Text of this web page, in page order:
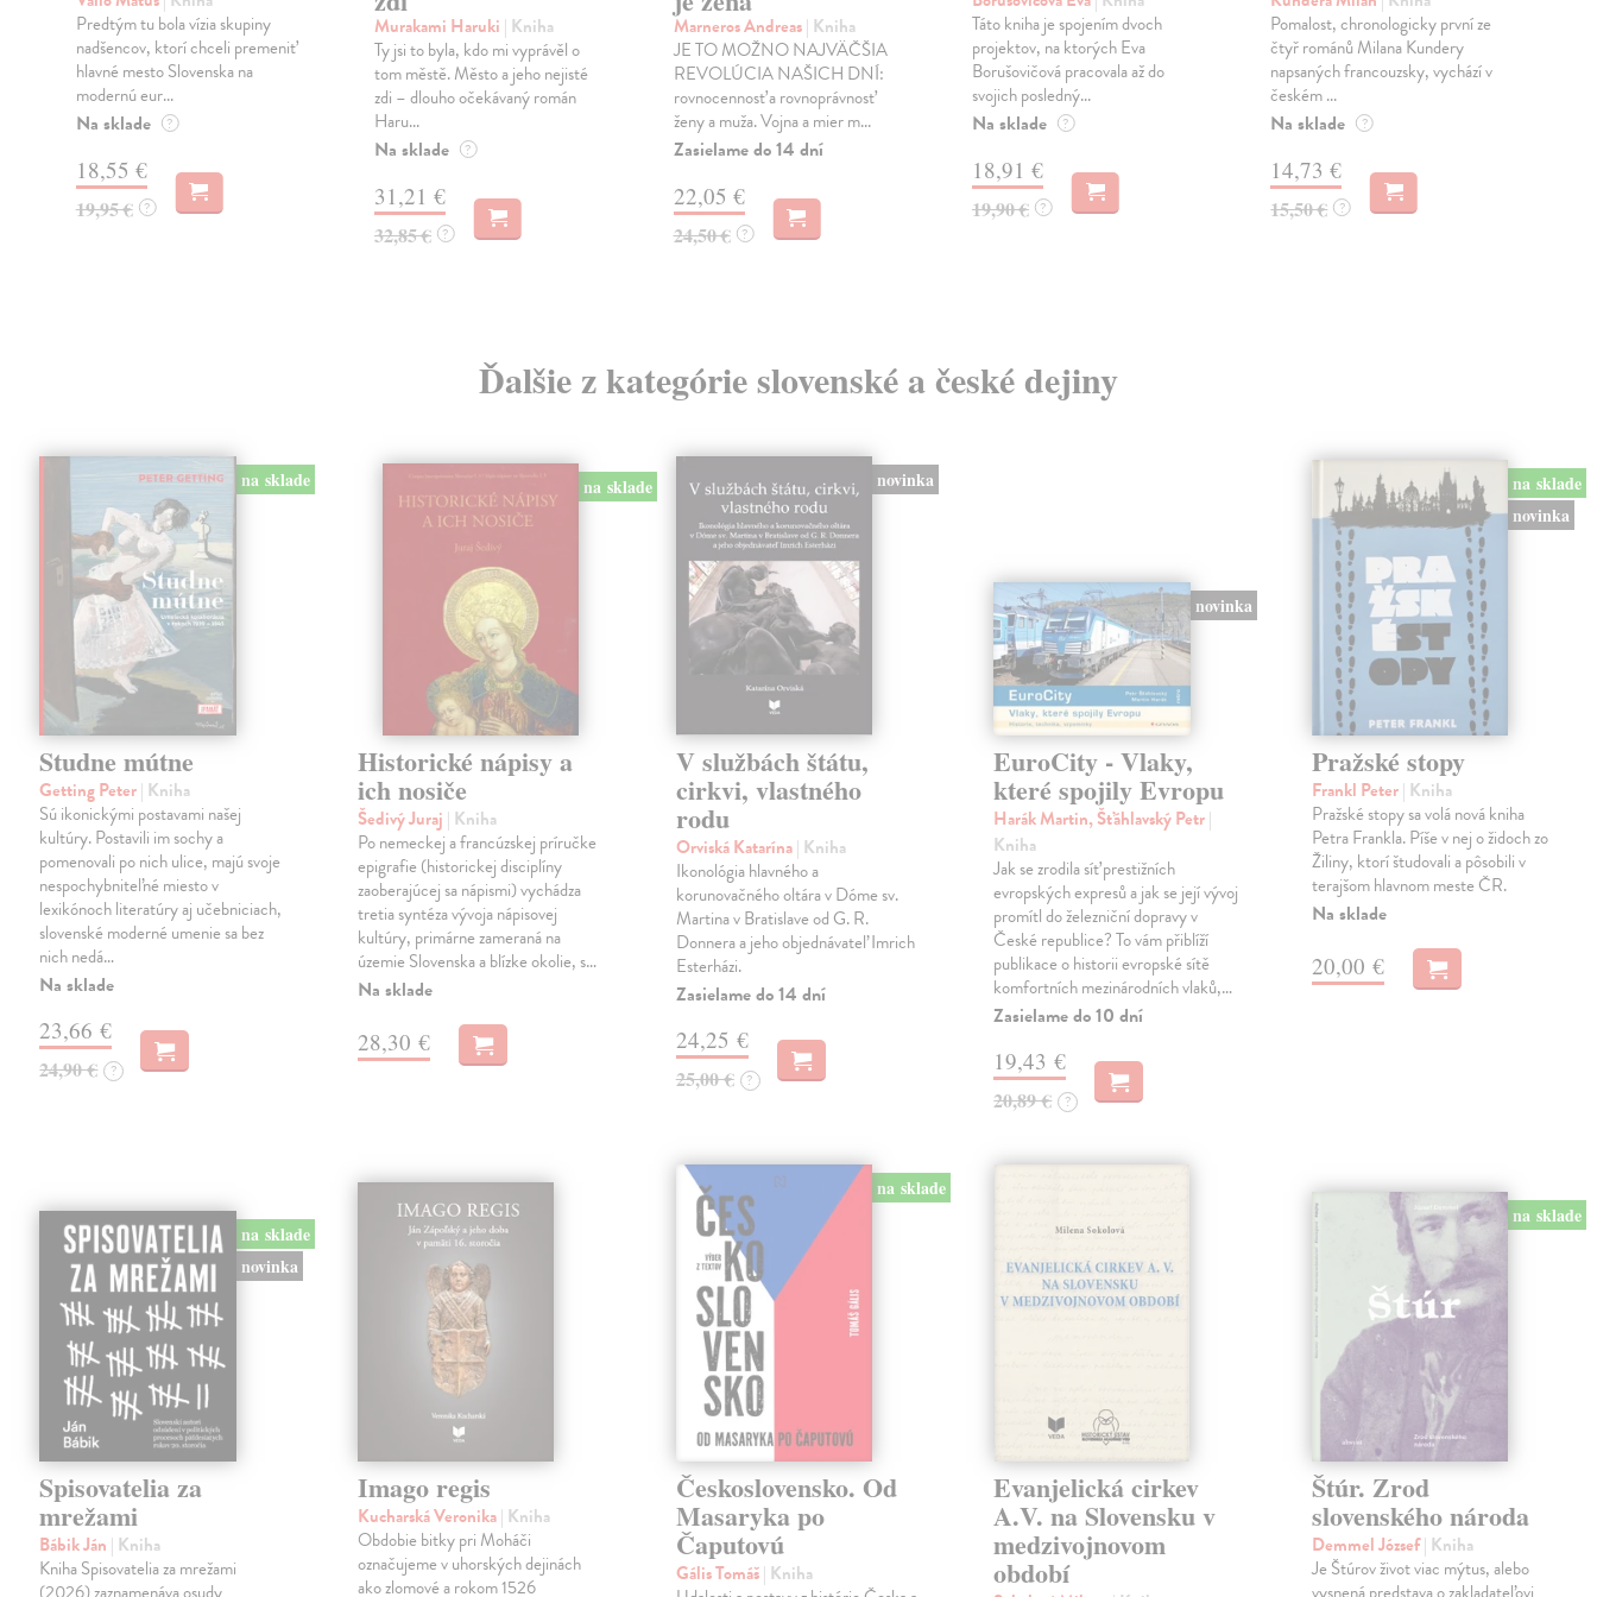
Predtým tu bola vízia skupiny
nadšencov, ktorí chceli premeniť
hlavné mesto Slovenska na
modernú eur...
Na sklade ?
18,55 €
19,95 € ?
Murakami Haruki | Kniha
Ty jsi to byla, kdo mi vyprávěl o
tom městě. Město a jeho nejisté
zdi – dlouho očekávaný román
Haru...
Na sklade ?
31,21 €
32,85 € ?
Marneros Andreas| Kniha
JE TO MOŽNO NAJVÄČŠIA
REVOLÚCIA NAŠICH DNÍ:
rovnocennosť a rovnoprávnosť
ženy a muža. Vojna a mier m...
Zasielame do 14 dní
22,05 €
24,50 € ?
Táto kniha je spojením dvoch
projektov, na ktorých Eva
Borušovičová pracovala až do
svojich posledný...
Na sklade ?
18,91 €
19,90 € ?
Pomalost, chronologicky první ze
čtyř románů Milana Kundery
napsaných francouzsky, vychází v
českém ...
Na sklade ?
14,73 €
15,50 € ?
Ďalšie z kategórie slovenské a české dejiny
na sklade
Studne mútne
Getting Peter| Kniha
Sú ikonickými postavami našej
kultúry. Postavili im sochy a
pomenovali po nich ulice, majú svoje
nespochybniteľné miesto v
lexikónoch literatúry aj učebniciach,
slovenské moderné umenie sa bez
nich nedá…
Na sklade
23,66 €
24,90 € ?
na sklade
Historické nápisy a
ich nosiče
Šedivý Juraj | Kniha
Po nemeckej a francúzskej príručke
epigrafie (historickej disciplíny
zaoberajúcej sa nápismi) vychádza
tretia syntéza vývoja nápisovej
kultúry, primárne zameraná na
územie Slovenska a blízke okolie, s…
Na sklade
28,30 €
novinka
V službách štátu,
cirkvi, vlastného
rodu
Orviská Katarína| Kniha
Ikonológia hlavného a
korunovačného oltára v Dóme sv.
Martina v Bratislave od G. R.
Donnera a jeho objednávateľ Imrich
Esterházi.
Zasielame do 14 dní
24,25 €
25,00 € ?
novinka
EuroCity - Vlaky,
které spojily Evropu
Harák Martin, Šťáhlavský Petr|
Kniha
Jak se zrodila síť prestižních
evropských expresů a jak se její vývoj
promítl do železniční dopravy v
České republice? To vám přiblíží
publikace o historii evropské sítě
komfortních mezinárodních vlaků,…
Zasielame do 10 dní
19,43 €
20,89 € ?
na sklade
novinka
Pražské stopy
Frankl Peter| Kniha
Pražské stopy sa volá nová kniha
Petra Frankla. Píše v nej o židoch zo
Žiliny, ktorí študovali a pôsobili v
terajšom hlavnom meste ČR.
Na sklade
20,00 €
na sklade
novinka
Spisovatelia za
mrežami
Bábik Ján | Kniha
Kniha Spisovatelia za mrežami
Imago regis
Kucharská Veronika| Kniha
Obdobie bitky pri Moháči
označujeme v uhorských dejinách
ako zlomové a rokom 1526
na sklade
Československo. Od
Masaryka po
Čaputovú
Gális Tomáš| Kniha
Evanjelická cirkev
A.V. na Slovensku v
medzivojnovom
období
na sklade
Štúr. Zrod
slovenského národa
Demmel József| Kniha
Je Štúrov život viac mýtus, alebo